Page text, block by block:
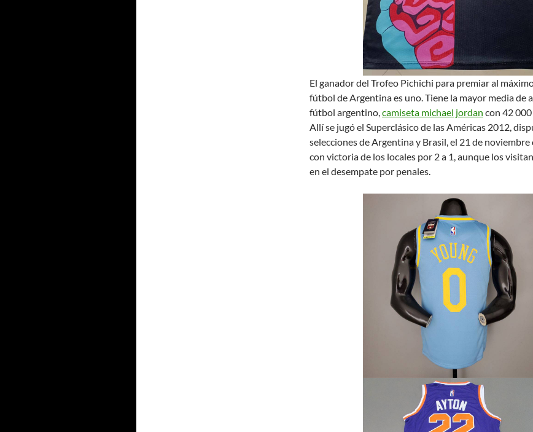
El ganador del Trofeo Pichichi para premiar al
fútbol de Argentina es uno. Tiene la mayor media de
fútbol argentino,camiseta michael jordan con 42
Allí se jugó el Superclásico de las Américas 2012,
selecciones de Argentina y Brasil, el 21 de noviembre
con victoria de los locales por 2 a 1, aunque los
en el desempate por penales.